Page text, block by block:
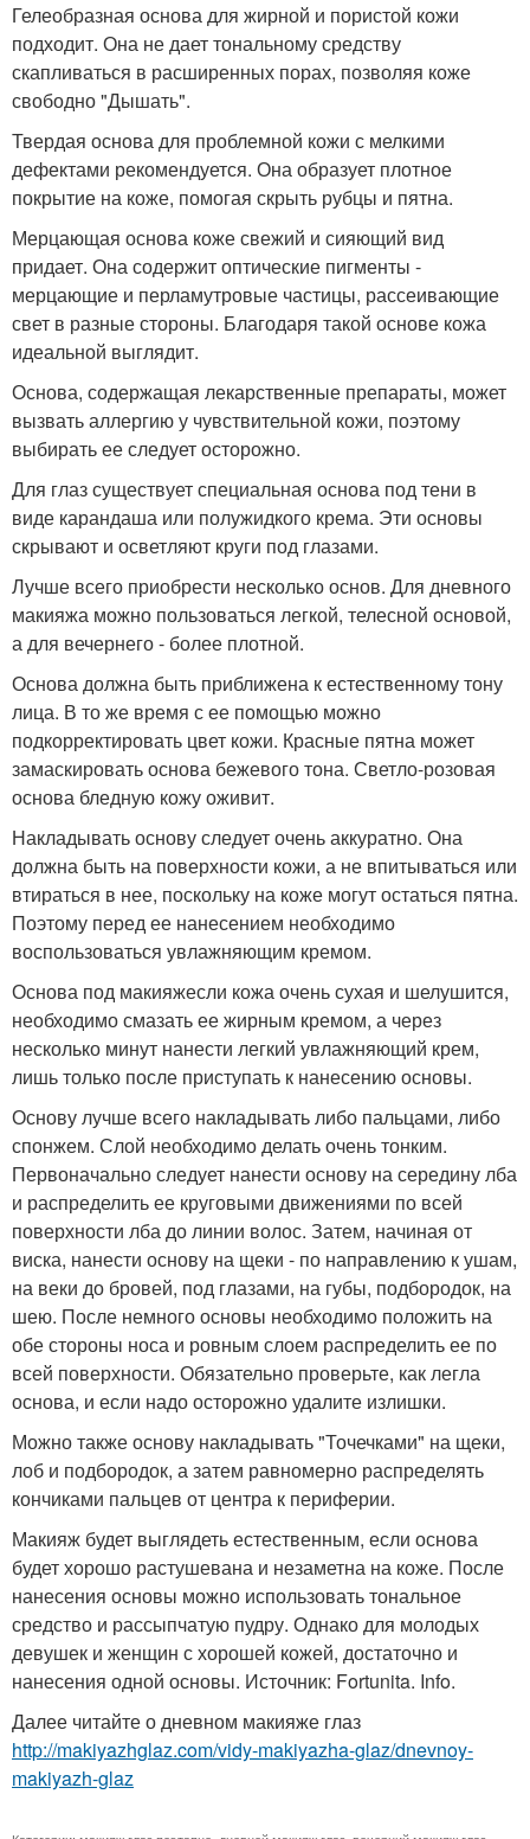
Гелеобразная основа для жирной и пористой кожи
подходит. Она не дает тональному средству
скапливаться в расширенных порах, позволяя коже
свободно "Дышать".
Твердая основа для проблемной кожи с мелкими
дефектами рекомендуется. Она образует плотное
покрытие на коже, помогая скрыть рубцы и пятна.
Мерцающая основа коже свежий и сияющий вид
придает. Она содержит оптические пигменты -
мерцающие и перламутровые частицы, рассеивающие
свет в разные стороны. Благодаря такой основе кожа
идеальной выглядит.
Основа, содержащая лекарственные препараты, может
вызвать аллергию у чувствительной кожи, поэтому
выбирать ее следует осторожно.
Для глаз существует специальная основа под тени в
виде карандаша или полужидкого крема. Эти основы
скрывают и осветляют круги под глазами.
Лучше всего приобрести несколько основ. Для дневного
макияжа можно пользоваться легкой, телесной основой,
а для вечернего - более плотной.
Основа должна быть приближена к естественному тону
лица. В то же время с ее помощью можно
подкорректировать цвет кожи. Красные пятна может
замаскировать основа бежевого тона. Светло-розовая
основа бледную кожу оживит.
Накладывать основу следует очень аккуратно. Она
должна быть на поверхности кожи, а не впитываться или
втираться в нее, поскольку на коже могут остаться пятна.
Поэтому перед ее нанесением необходимо
воспользоваться увлажняющим кремом.
Основа под макияжесли кожа очень сухая и шелушится,
необходимо смазать ее жирным кремом, а через
несколько минут нанести легкий увлажняющий крем,
лишь только после приступать к нанесению основы.
Основу лучше всего накладывать либо пальцами, либо
спонжем. Слой необходимо делать очень тонким.
Первоначально следует нанести основу на середину лба
и распределить ее круговыми движениями по всей
поверхности лба до линии волос. Затем, начиная от
виска, нанести основу на щеки - по направлению к ушам,
на веки до бровей, под глазами, на губы, подбородок, на
шею. После немного основы необходимо положить на
обе стороны носа и ровным слоем распределить ее по
всей поверхности. Обязательно проверьте, как легла
основа, и если надо осторожно удалите излишки.
Можно также основу накладывать "Точечками" на щеки,
лоб и подбородок, а затем равномерно распределять
кончиками пальцев от центра к периферии.
Макияж будет выглядеть естественным, если основа
будет хорошо растушевана и незаметна на коже. После
нанесения основы можно использовать тональное
средство и рассыпчатую пудру. Однако для молодых
девушек и женщин с хорошей кожей, достаточно и
нанесения одной основы. Источник: Fortunita. Info.
Далее читайте о дневном макияже глаз
http://makiyazhglaz.com/vidy-makiyazha-glaz/dnevnoy-
makiyazh-glaz